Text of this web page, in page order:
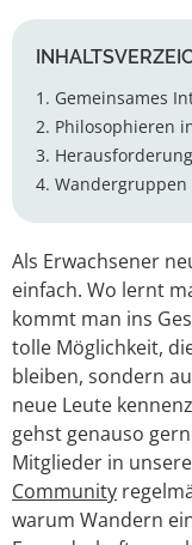
1. Gemeinsames
2. Philosophieren
3.
4.
Als Erwachsener
einfach. Wo lernt
kommt man ins
tolle Möglichkeit,
bleiben, sondern
neue Leute
gehst genauso
Mitglieder in
Community
warum Wandern